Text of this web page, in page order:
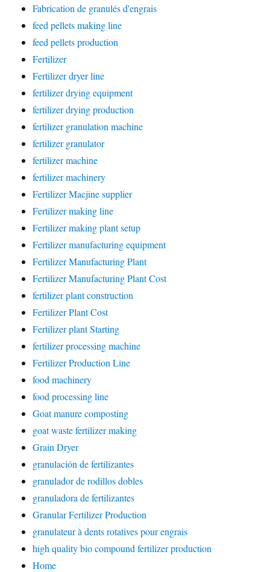
Fabrication de granulés d'engrais
feed pellets making line
feed pellets production
Fertilizer
Fertilizer dryer line
fertilizer drying equipment
fertilizer drying production
fertilizer granulation machine
fertilizer granulator
fertilizer machine
fertilizer machinery
Fertilizer Macjine supplier
Fertilizer making line
Fertilizer making plant setup
Fertilizer manufacturing equipment
Fertilizer Manufacturing Plant
Fertilizer Manufacturing Plant Cost
fertilizer plant construction
Fertilizer Plant Cost
Fertilizer plant Starting
fertilizer processing machine
Fertilizer Production Line
food machinery
food processing line
Goat manure composting
goat waste fertilizer making
Grain Dryer
granulación de fertilizantes
granulador de rodillos dobles
granuladora de fertilizantes
Granular Fertilizer Production
granulateur à dents rotatives pour engrais
high quality bio compound fertilizer production
Home